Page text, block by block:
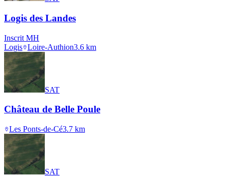
Logis des Landes
Inscrit MH
Logis Loire-Authion3.6 km
SAT
Château de Belle Poule
Les Ponts-de-Cé3.7 km
SAT